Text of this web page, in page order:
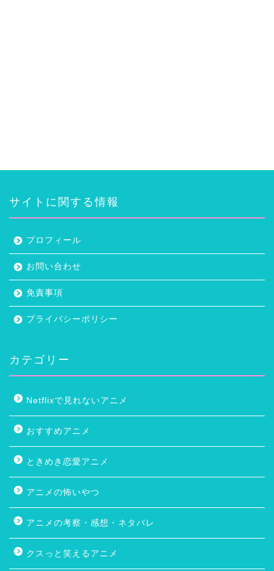
サイトに関する情報
プロフィール
お問い合わせ
免責事項
プライバシーポリシー
カテゴリー
Netflixで見れないアニメ
おすすめアニメ
ときめき恋愛アニメ
アニメの怖いやつ
アニメの考察・感想・ネタバレ
クスっと笑えるアニメ